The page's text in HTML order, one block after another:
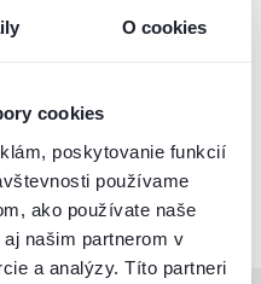
O cookies
cookies
poskytovanie funkcií
používame
ako používate naše
našim partnerom v
a analýzy. Títo partneri
radi poradíme
Spustiť chat